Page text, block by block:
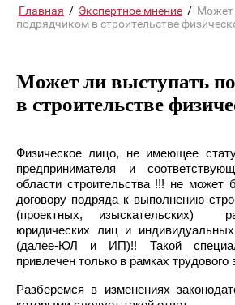
Главная / Экспертное мнение / Может
подрядчиком в строительстве
Может ли выступать
в строительстве
Физическое лицо, не имеющее
предпринимателя и
области строительства !!! не может
договору подряда к выполнению
(проектных, изыскательских)
юридических лиц и
(далее-ЮЛ и ИП)!! Такой
привлечен только в рамках трудового
Разберемся в изменениях